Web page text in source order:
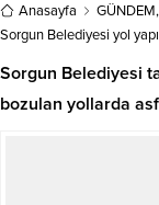
Anasayfa GÜNDEM,
Sorgun Belediyesi yol
Sorgun Belediyesi
bozulan yollarda